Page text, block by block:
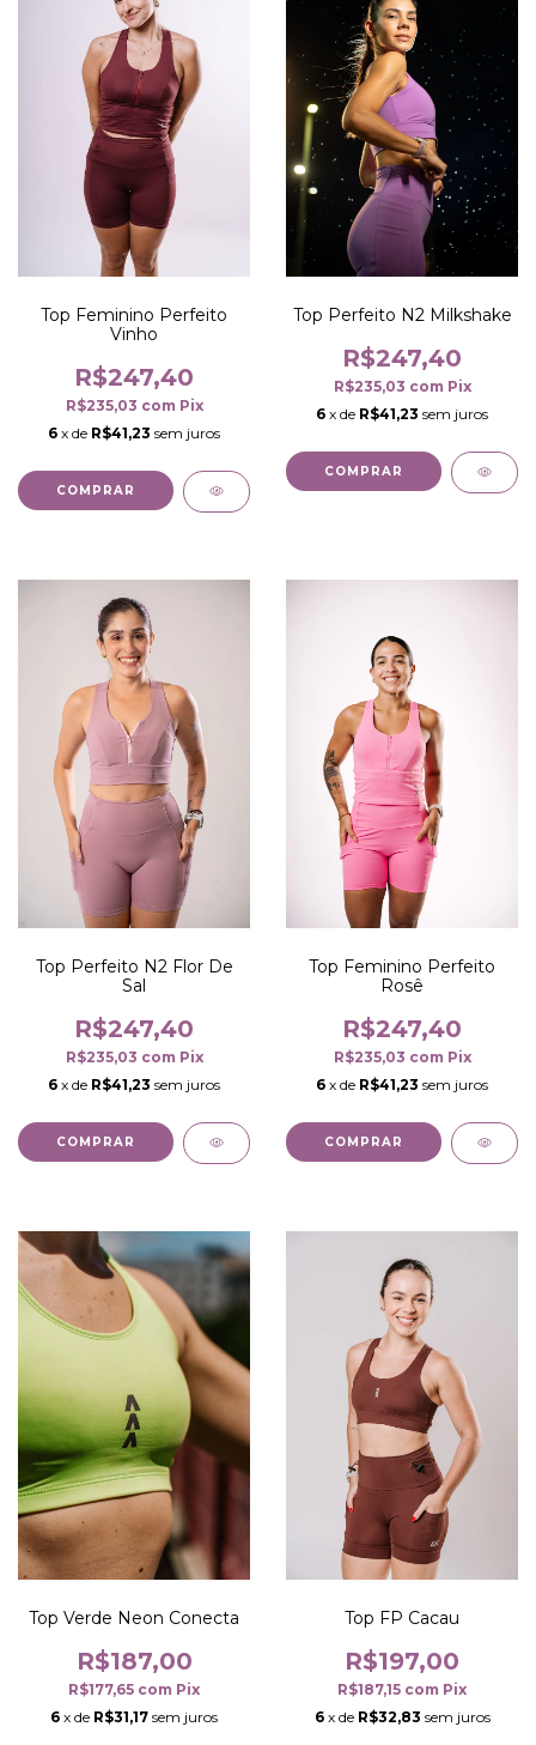
Top Feminino Perfeito
Vinho
R$247,40
R$235,03 com Pix
6 x de R$41,23 sem juros
COMPRAR
Top Perfeito N2 Milkshake
R$247,40
R$235,03 com Pix
6 x de R$41,23 sem juros
COMPRAR
Top Perfeito N2 Flor De
Sal
R$247,40
R$235,03 com Pix
6 x de R$41,23 sem juros
COMPRAR
Top Feminino Perfeito
Rosê
R$247,40
R$235,03 com Pix
6 x de R$41,23 sem juros
COMPRAR
Top Verde Neon Conecta
R$187,00
R$177,65 com Pix
6 x de R$31,17 sem juros
Top FP Cacau
R$197,00
R$187,15 com Pix
6 x de R$32,83 sem juros